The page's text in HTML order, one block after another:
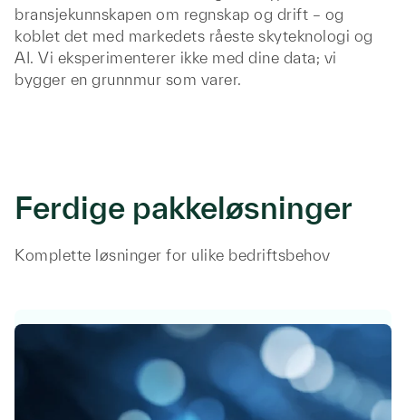
bransjekunnskapen om regnskap og drift – og
koblet det med markedets råeste skyteknologi og
AI. Vi eksperimenterer ikke med dine data; vi
bygger en grunnmur som varer.
Ferdige pakkeløsninger
Komplette løsninger for ulike bedriftsbehov